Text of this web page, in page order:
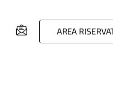
AREA